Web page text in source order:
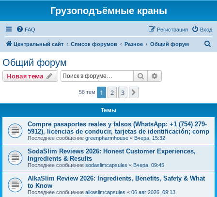
Грузоподъёмные краны
FAQ Вход
Регистрация
Центральный сайт Список форумов Разное Общий форум
Общий форум
Новая тема Поиск
58 тем 1 2 3
Темы
Compre pasaportes reales y falsos (WhatsApp: +1 (754) 279-
5912), licencias de conducir, tarjetas de identificación; comp
Последнее сообщение greenpharmhouse « Вчера, 15:32
SodaSlim Reviews 2026: Honest Customer Experiences,
Ingredients & Results
Последнее сообщение sodaslimcapsules « Вчера, 09:45
AlkaSlim Review 2026: Ingredients, Benefits, Safety & What
to Know
Последнее сообщение alkaslimcapsules « 06 авг 2026, 09:13